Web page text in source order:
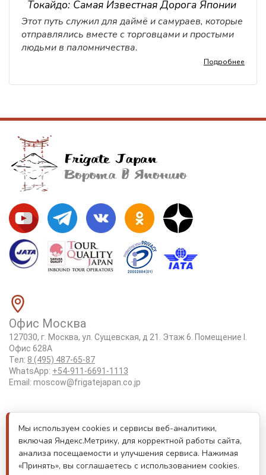
Токайдо: Самая Известная Дорога Японии
Этот путь служил для даймё и самураев, которые
отправлялись вместе с торговцами и простыми
людьми в паломничества.
Подробнее
Офис Москва
127030, г. Москва, ул. Сущевская, д 21. Этаж 6. Помещение I.
Офис 628А
Тел: 8 (495) 487-65-87
WhatsApp: +54-911-6691-1113
Email: moscow@frigatejapan.co.jp
Положение об обработке персональных данных
Лицензия Tottori #3-92
Реестровый номер туроператора РТО 000170
Лицензия JATA номер 6175
Мы используем cookies и сервисы веб-аналитики,
включая Яндекс.Метрику, для корректной работы сайта,
анализа посещаемости и улучшения сервиса. Нажимая
«Принять», вы соглашаетесь с использованием cookies.